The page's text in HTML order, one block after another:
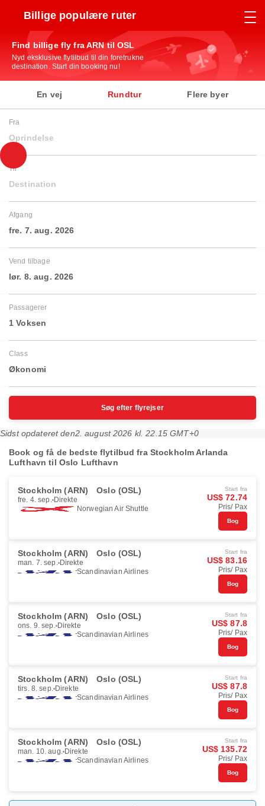
Billige populære ruter
Find billige fly fra ARN til OSL
Nyd eksklusive flytilbud til din foretrukne
destination. Start din booking nu!
En vej Rundtur Flere byer
Fra
Oprindelse
Til
Destination
Afgang
fre. 7. aug. 2026
Vend tilbage
lør. 8. aug. 2026
Passagerer
1 Voksen
Class
Økonomi
Søg efter flyrejser
Sidst opdateret den2. august 2026 kl. 22.15 GMT+0
Book og få de bedste flytilbud fra Stockholm Arlanda
Lufthavn til Oslo Lufthavn
Stockholm (ARN) Oslo (OSL)
fre. 4. sep. Direkte
Norwegian Air Shuttle
Start fra
US$ 72.74
Pris/ Pax
Bog
Stockholm (ARN) Oslo (OSL)
man. 7. sep. Direkte
Scandinavian Airlines
Start fra
US$ 83.16
Pris/ Pax
Bog
Stockholm (ARN) Oslo (OSL)
ons. 9. sep. Direkte
Scandinavian Airlines
Start fra
US$ 87.8
Pris/ Pax
Bog
Stockholm (ARN) Oslo (OSL)
tirs. 8. sep. Direkte
Scandinavian Airlines
Start fra
US$ 87.8
Pris/ Pax
Bog
Stockholm (ARN) Oslo (OSL)
man. 10. aug. Direkte
Scandinavian Airlines
Start fra
US$ 135.72
Pris/ Pax
Bog